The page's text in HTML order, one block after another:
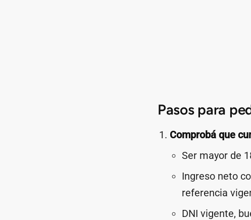
Pasos para
Comprobá que
Ser mayor de
Ingreso neto
referencia
DNI vigente,